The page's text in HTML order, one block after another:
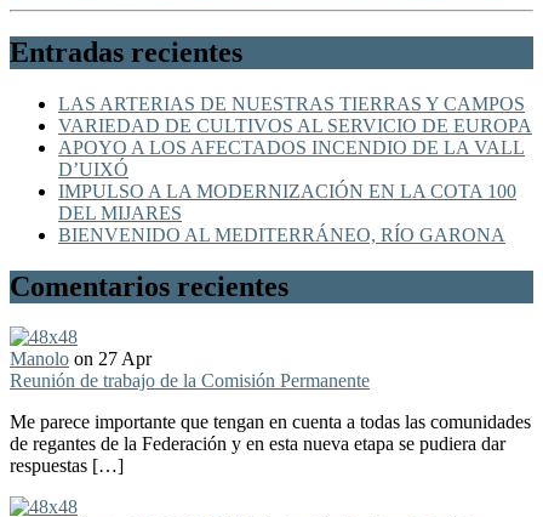
Entradas recientes
LAS ARTERIAS DE NUESTRAS TIERRAS Y CAMPOS
VARIEDAD DE CULTIVOS AL SERVICIO DE EUROPA
APOYO A LOS AFECTADOS INCENDIO DE LA VALL
D’UIXÓ
IMPULSO A LA MODERNIZACIÓN EN LA COTA 100
DEL MIJARES
BIENVENIDO AL MEDITERRÁNEO, RÍO GARONA
Comentarios recientes
Manolo on 27 Apr
Reunión de trabajo de la Comisión Permanente
Me parece importante que tengan en cuenta a todas las comunidades
de regantes de la Federación y en esta nueva etapa se pudiera dar
respuestas […]